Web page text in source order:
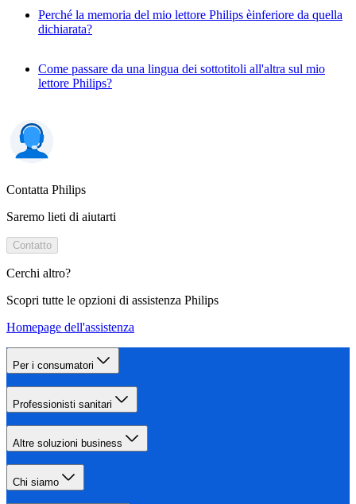
Perché la memoria del mio lettore Philips èinferiore da quella
dichiarata?
Come passare da una lingua dei sottotitoli all'altra sul mio
lettore Philips?
Contatta Philips
Saremo lieti di aiutarti
Contatto
Cerchi altro?
Scopri tutte le opzioni di assistenza Philips
Homepage dell'assistenza
Per i consumatori
Professionisti sanitari
Altre soluzioni business
Chi siamo